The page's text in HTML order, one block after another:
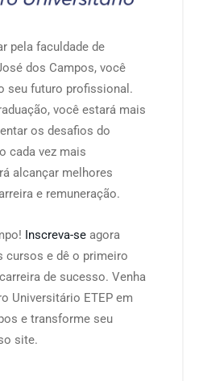
pela faculdade de
dos Campos, você
seu futuro profissional.
você estará mais
os desafios do
cada vez mais
alcançar melhores
e remuneração.
Inscreva-se agora
cursos e dê o primeiro
de sucesso. Venha
Universitário ETEP em
e transforme seu
site.